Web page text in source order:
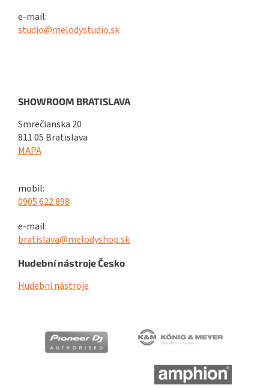
e-mail:
studio@melodystudio.sk
SHOWROOM BRATISLAVA
Smrečianska 20
811 05 Bratislava
MAPA
mobil:
0905 622 898
e-mail:
bratislava@melodyshop.sk
Hudební nástroje Česko
Hudební nástroje